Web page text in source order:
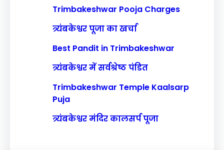
Trimbakeshwar Pooja Charges
त्र्यंबकेश्वर पूजा का खर्चा
Best Pandit in Trimbakeshwar
त्र्यंबकेश्वर में सर्वश्रेष्ठ पंडित
Trimbakeshwar Temple Kaalsarp
Puja
त्र्यंबकेश्वर मंदिर कालसर्प पूजा